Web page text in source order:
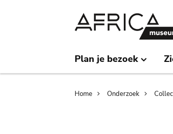
Plan je bezoek
Home Onderzoek